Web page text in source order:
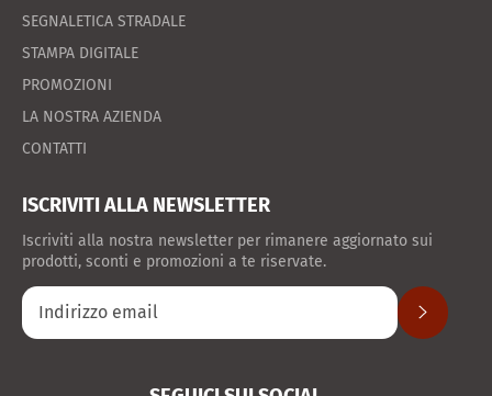
SEGNALETICA STRADALE
STAMPA DIGITALE
PROMOZIONI
LA NOSTRA AZIENDA
CONTATTI
ISCRIVITI ALLA NEWSLETTER
Iscriviti alla nostra newsletter per rimanere aggiornato sui
prodotti, sconti e promozioni a te riservate.
ISCRIVITI